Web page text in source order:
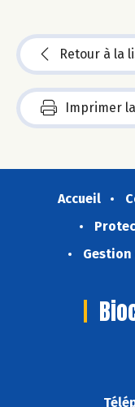
Retour à la
Imprimer
Accueil
Gestion